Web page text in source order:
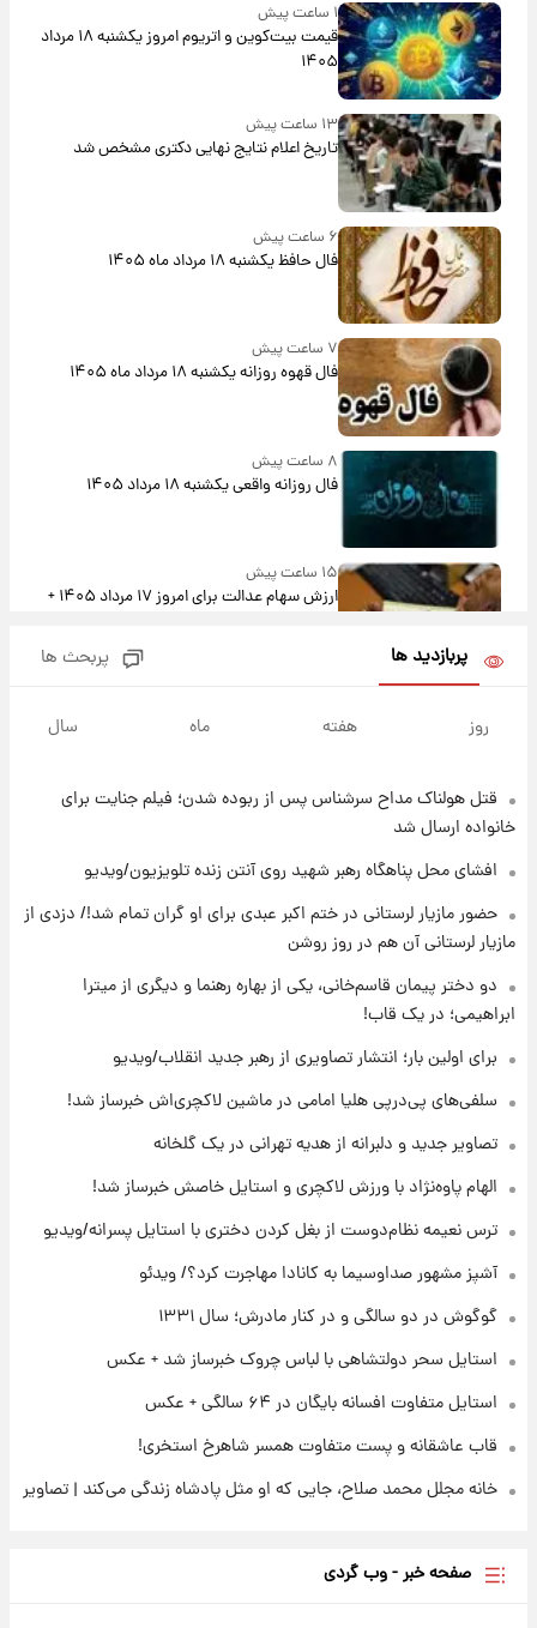
۱ ساعت پیش
قیمت بیت‌کوین و اتریوم امروز یکشنبه ۱۸ مرداد
۱۴۰۵
۱۳ ساعت پیش
تاریخ اعلام نتایج نهایی دکتری مشخص شد
۶ ساعت پیش
فال حافظ یکشنبه ۱۸ مرداد ماه ۱۴۰۵
۷ ساعت پیش
فال قهوه روزانه یکشنبه ۱۸ مرداد ماه ۱۴۰۵
۸ ساعت پیش
فال روزانه واقعی یکشنبه ۱۸ مرداد ۱۴۰۵
۱۵ ساعت پیش
ارزش سهام عدالت برای امروز ۱۷ مرداد ۱۴۰۵ +
۱۹ ساعت پیش
۱۹ ساعت پیش
برای اولین بار؛ انتشار تصاویری از رهبر جدید
انقلاب/ویدیو
تصاویر عمامه بستن به شیوه خاتمی/ویدیو
۲۱ ساعت پیش
افشای محل پناهگاه‌ رهبر شهید روی آنتن زنده
تلویزیون/ویدیو
۲۲ ساعت پیش
ثریا اسفندیاری بعد از طلاق و در دیدار با گروه
پربازدید ها پربحث ها
روز هفته ماه سال
قتل هولناک مداح سرشناس پس از ربوده شدن؛ فیلم جنایت برای
خانواده ارسال شد
افشای محل پناهگاه‌ رهبر شهید روی آنتن زنده تلویزیون/ویدیو
حضور مازیار لرستانی در ختم اکبر عبدی برای او گران تمام شد!/ دزدی از
مازیار لرستانی آن هم در روز روشن
دو دختر پیمان قاسم‌خانی، یکی از بهاره رهنما و دیگری از میترا
ابراهیمی؛ در یک قاب!
برای اولین بار؛ انتشار تصاویری از رهبر جدید انقلاب/ویدیو
سلفی‌های پی‌درپی هلیا امامی در ماشین لاکچری‌اش خبرساز شد!
تصاویر جدید و دلبرانه از هدیه تهرانی در یک گلخانه
الهام پاوه‌نژاد با ورزش لاکچری و استایل خاصش خبرساز شد!
ترس نعیمه نظام‌دوست از بغل کردن دختری با استایل پسرانه/ویدیو
آشپز مشهور صداوسیما به کانادا مهاجرت کرد؟/ ویدئو
گوگوش در دو سالگی و در کنار مادرش؛ سال ۱۳۳۱
استایل سحر دولتشاهی با لباس چروک خبرساز شد + عکس
استایل متفاوت افسانه بایگان در ۶۴ سالگی + عکس
قاب عاشقانه و پست متفاوت همسر شاهرخ استخری!
خانه مجلل محمد صلاح، جایی که او مثل پادشاه زندگی می‌کند | تصاویر
صفحه خبر - وب گردی